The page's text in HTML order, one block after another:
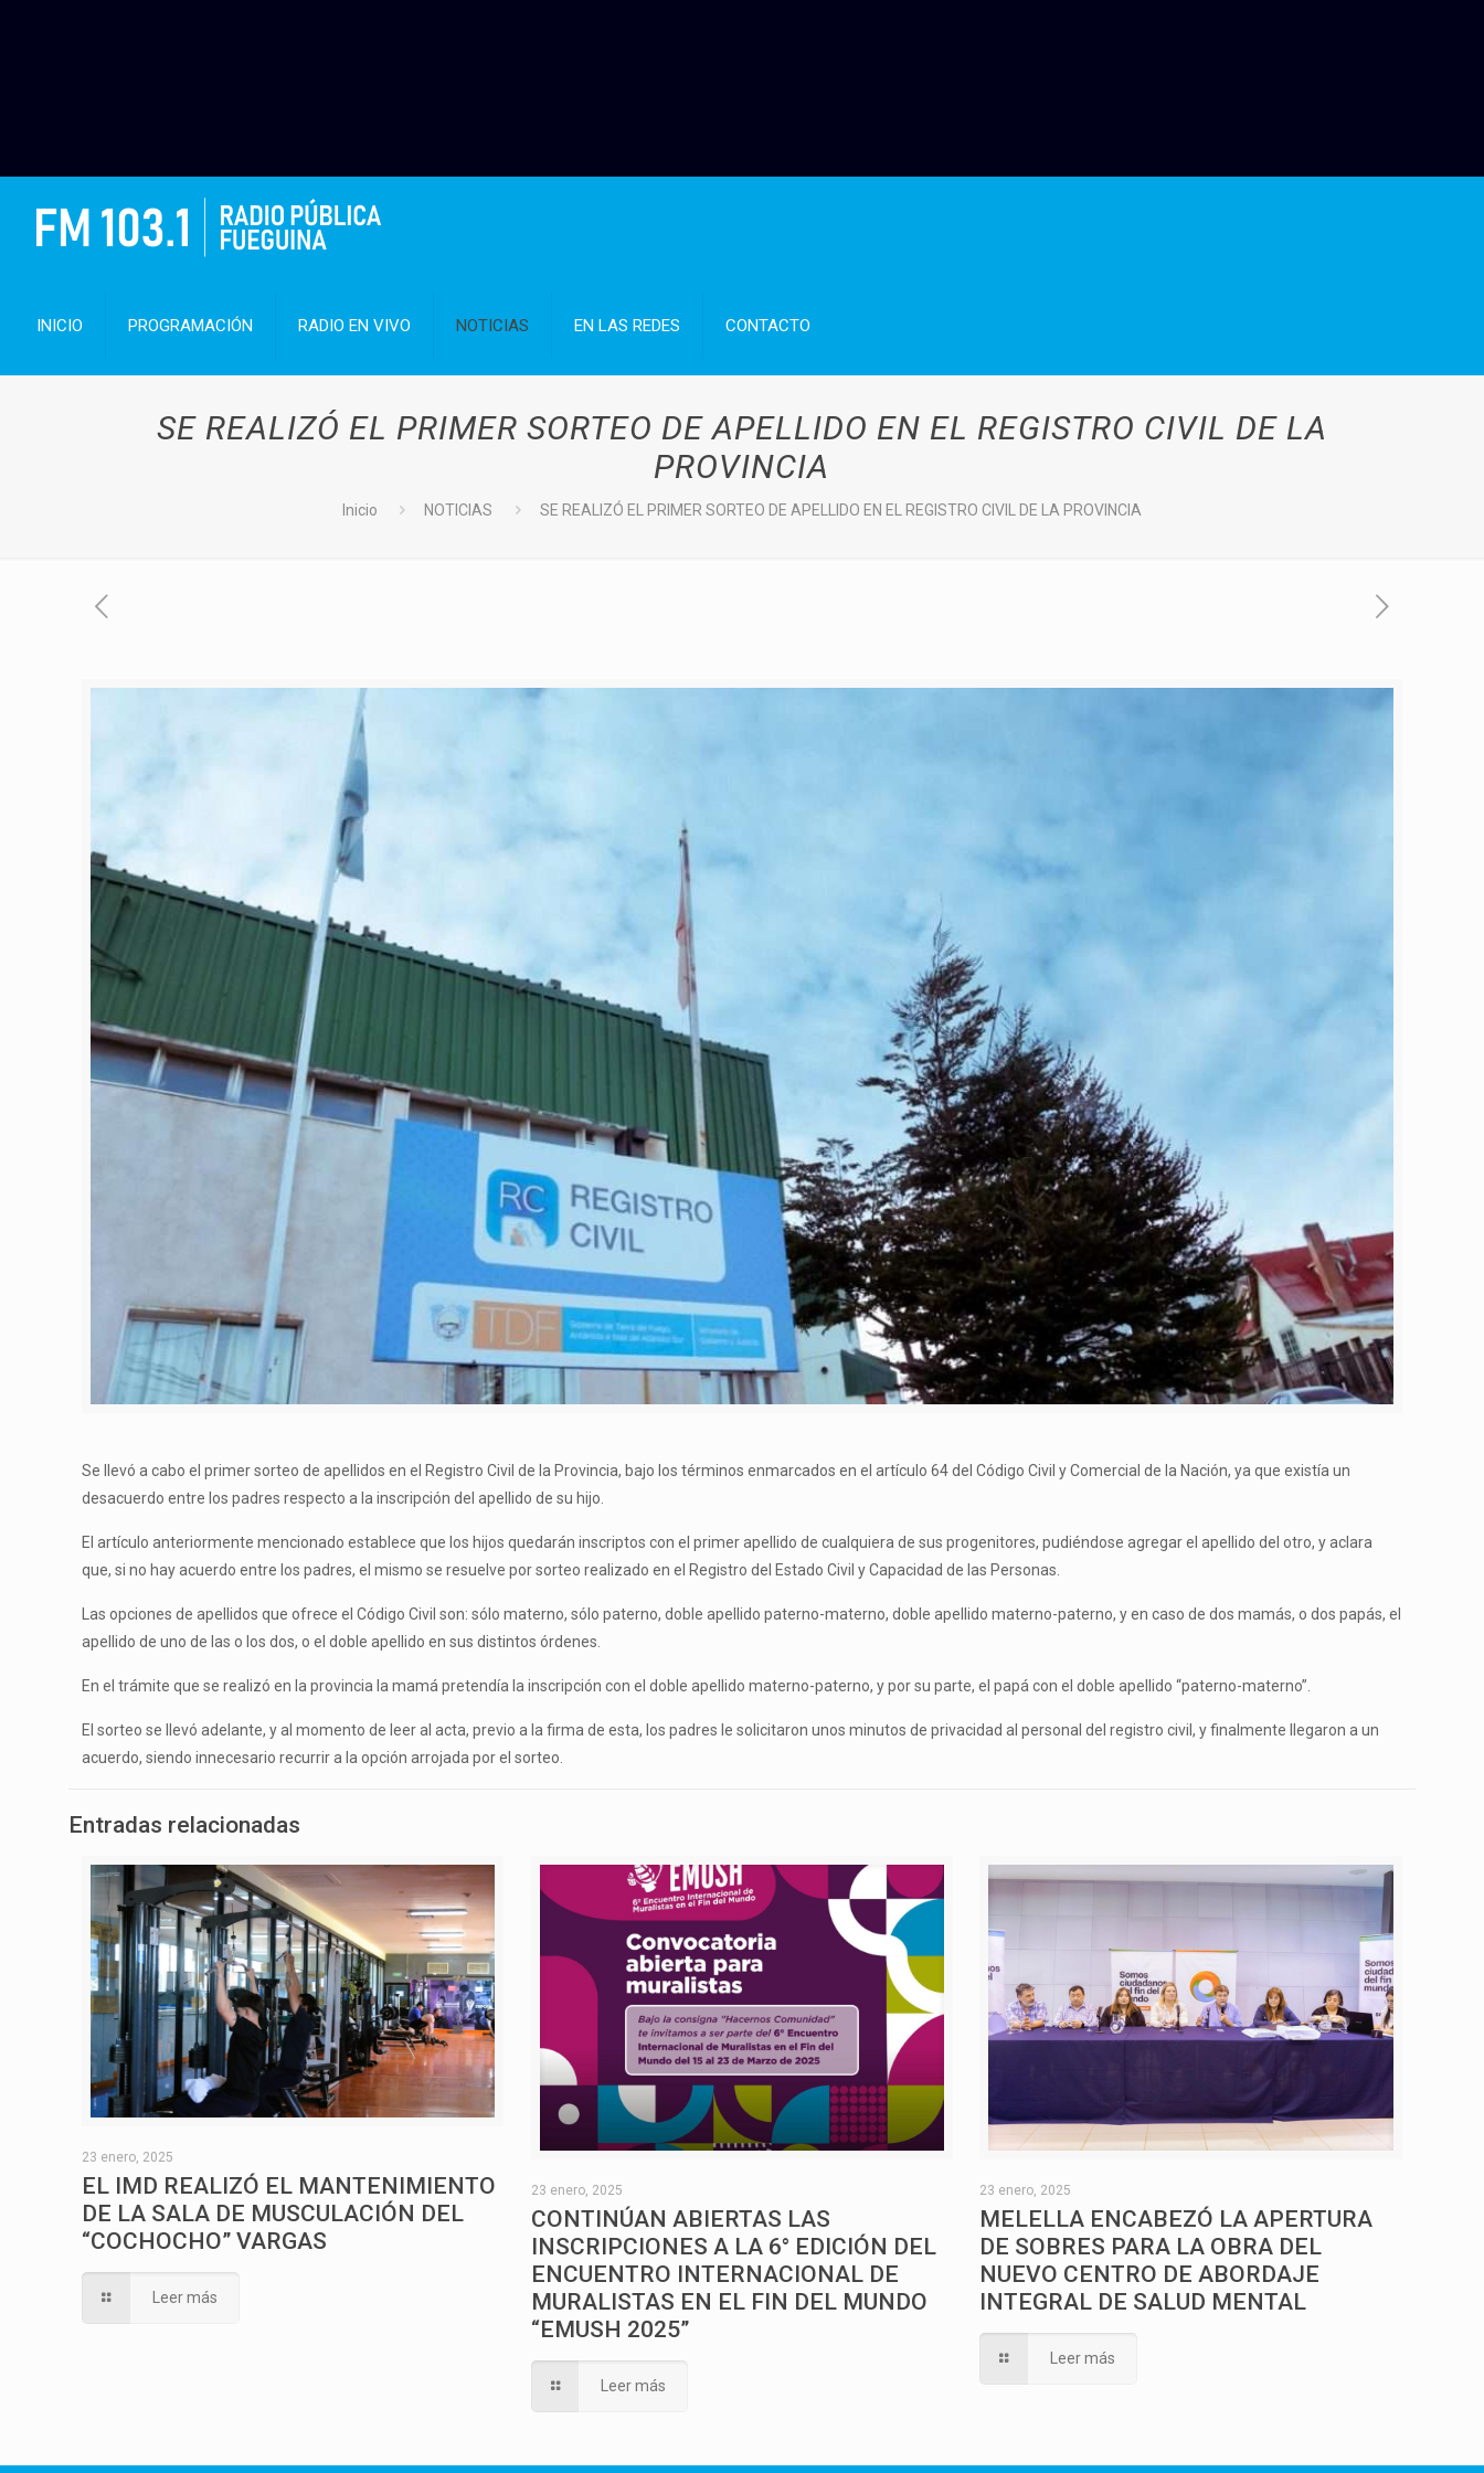
INICIO PROGRAMACIÓN RADIO EN VIVO NOTICIAS EN LAS REDES CONTACTO
SE REALIZÓ EL PRIMER SORTEO DE APELLIDO EN EL REGISTRO CIVIL DE LA
PROVINCIA
Inicio NOTICIAS SE REALIZÓ EL PRIMER SORTEO DE APELLIDO EN EL REGISTRO CIVIL DE LA PROVINCIA
Se llevó a cabo el primer sorteo de apellidos en el Registro Civil de la Provincia, bajo los términos enmarcados en el artículo 64 del Código Civil y Comercial de la Nación, ya que existía un
desacuerdo entre los padres respecto a la inscripción del apellido de su hijo.
El artículo anteriormente mencionado establece que los hijos quedarán inscriptos con el primer apellido de cualquiera de sus progenitores, pudiéndose agregar el apellido del otro, y aclara
que, si no hay acuerdo entre los padres, el mismo se resuelve por sorteo realizado en el Registro del Estado Civil y Capacidad de las Personas.
Las opciones de apellidos que ofrece el Código Civil son: sólo materno, sólo paterno, doble apellido paterno-materno, doble apellido materno-paterno, y en caso de dos mamás, o dos papás, el
apellido de uno de las o los dos, o el doble apellido en sus distintos órdenes.
En el trámite que se realizó en la provincia la mamá pretendía la inscripción con el doble apellido materno-paterno, y por su parte, el papá con el doble apellido “paterno-materno”.
El sorteo se llevó adelante, y al momento de leer al acta, previo a la firma de esta, los padres le solicitaron unos minutos de privacidad al personal del registro civil, y finalmente llegaron a un
acuerdo, siendo innecesario recurrir a la opción arrojada por el sorteo.
Entradas relacionadas
23 enero, 2025
EL IMD REALIZÓ EL MANTENIMIENTO
DE LA SALA DE MUSCULACIÓN DEL
“COCHOCHO” VARGAS
Leer más
23 enero, 2025
CONTINÚAN ABIERTAS LAS
INSCRIPCIONES A LA 6° EDICIÓN DEL
ENCUENTRO INTERNACIONAL DE
MURALISTAS EN EL FIN DEL MUNDO
“EMUSH 2025”
Leer más
23 enero, 2025
MELELLA ENCABEZÓ LA APERTURA
DE SOBRES PARA LA OBRA DEL
NUEVO CENTRO DE ABORDAJE
INTEGRAL DE SALUD MENTAL
Leer más